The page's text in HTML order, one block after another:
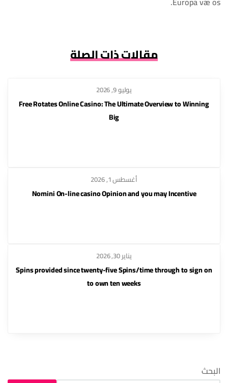
مقالات ذات الصلة
يوليو 9, 2026
Free Rotates Online Casino: The Ultimate Overview to Winning
Big
أغسطس 1, 2026
Nomini On-line casino Opinion and you may Incentive
يناير 30, 2026
Spins provided since twenty-five Spins/time through to sign on
to own ten weeks
البحث